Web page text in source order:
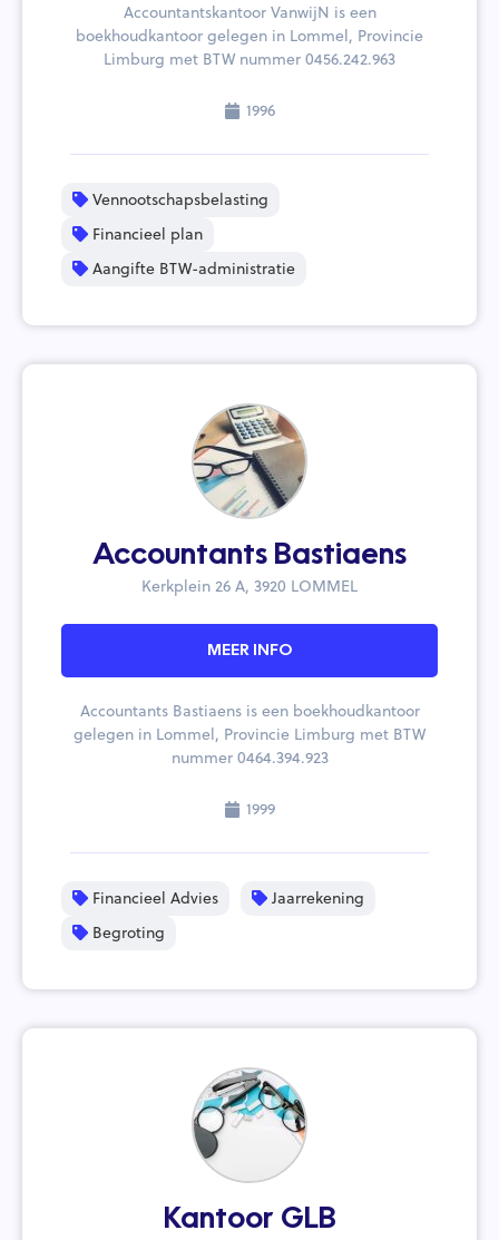
Accountantskantoor VanwijN is een
boekhoudkantoor gelegen in Lommel, Provincie
Limburg met BTW nummer 0456.242.963
1996
Vennootschapsbelasting
Financieel plan
Aangifte BTW-administratie
Accountants Bastiaens
Kerkplein 26 A, 3920 LOMMEL
MEER INFO
Accountants Bastiaens is een boekhoudkantoor
gelegen in Lommel, Provincie Limburg met BTW
nummer 0464.394.923
1999
Financieel Advies
Jaarrekening
Begroting
Kantoor GLB